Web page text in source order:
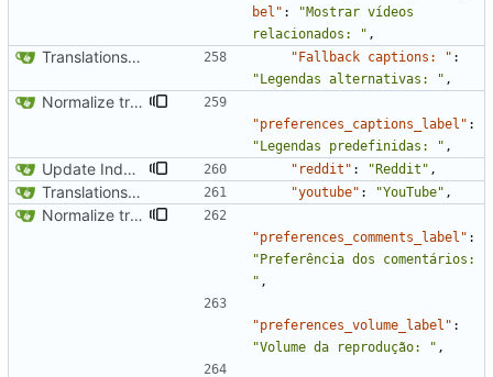
bel" :
"Mostrar vídeos
relacionados: " ,
Translations update from Weblate ( #2437)
"Fallback captions: " :
"Legendas alternativas: " ,
Normalize translation key for user prefrerences
"preferences_captions_label" :
"Legendas predefinidas: " ,
Update Indonesian translation "reddit" : "Reddit" ,
Translations update from Weblate ( #2437)
"youtube" : "YouTube" ,
Normalize translation key for user prefrerences
"preferences_comments_label" :
"Preferência dos comentários:
" ,
"preferences_volume_label" :
"Volume da reprodução: " ,